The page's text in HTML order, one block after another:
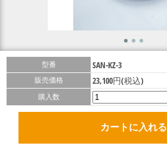
型番 SAN-KZ-3
販売価格 23,100円(税込)
購入数